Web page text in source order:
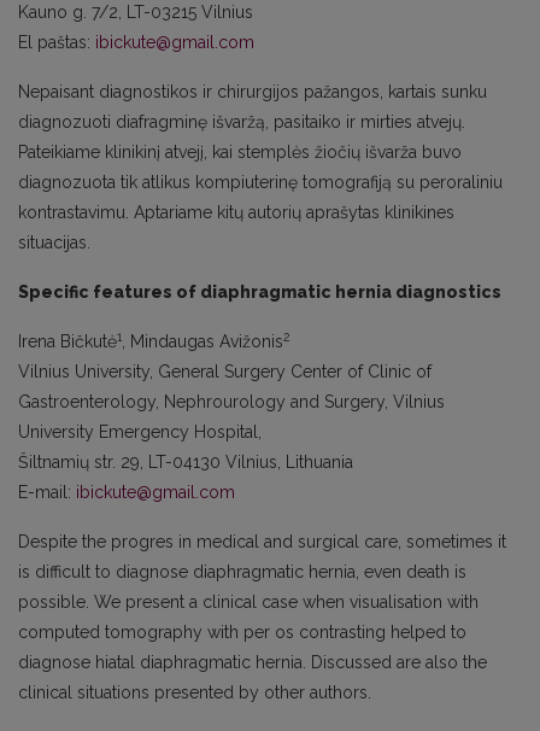
Kauno g. 7/2, LT-03215 Vilnius
El paštas: ibickute@gmail.com
Nepaisant diagnostikos ir chirurgijos pažangos, kartais sunku
diagnozuoti diafragminę išvaržą, pasitaiko ir mirties atvejų.
Pateikiame klinikinį atvejį, kai stemplės žiočių išvarža buvo
diagnozuota tik atlikus kompiuterinę tomografiją su peroraliniu
kontrastavimu. Aptariame kitų autorių aprašytas klinikines
situacijas.
Specific features of diaphragmatic hernia diagnostics
Irena Bičkutė1 , Mindaugas Avižonis2
Vilnius University, General Surgery Center of Clinic of
Gastroenterology, Nephrourology and Surgery, Vilnius
University Emergency Hospital,
Šiltnamių str. 29, LT-04130 Vilnius, Lithuania
E-mail: ibickute@gmail.com
Despite the progres in medical and surgical care, sometimes it
is difficult to diagnose diaphragmatic hernia, even death is
possible. We present a clinical case when visualisation with
computed tomography with per os contrasting helped to
diagnose hiatal diaphragmatic hernia. Discussed are also the
clinical situations presented by other authors.